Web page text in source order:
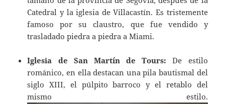
Catedral y la iglesia de Villacastín. Es tristemente
famoso por su claustro, que fue vendido y
trasladado piedra a piedra a Miami.
Iglesia de San Martín de Tours: De estilo
románico, en ella destacan una pila bautismal del
siglo XIII, el púlpito barroco y el retablo del
mismo estilo.